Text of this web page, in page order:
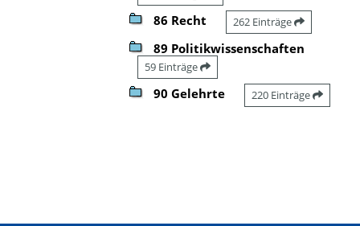
86 Recht 262 Einträge
89 Politikwissenschaften
59 Einträge
90 Gelehrte 220 Einträge